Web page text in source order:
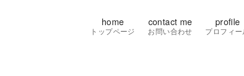
home
トップページ
contact me
お問い合わせ
profile
プロフィー